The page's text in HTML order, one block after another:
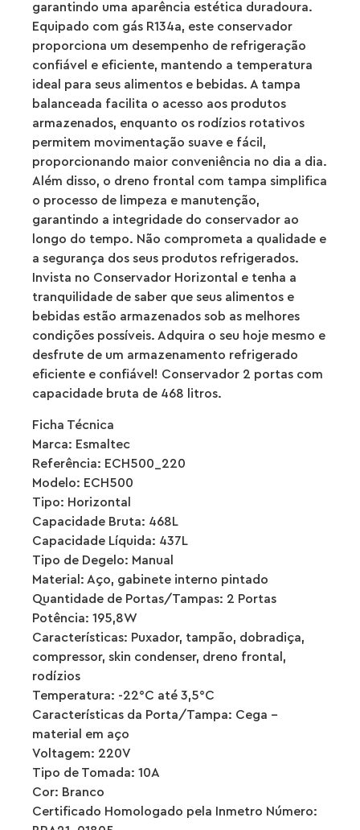
garantindo uma aparência estética duradoura.
Equipado com gás R134a, este conservador
proporciona um desempenho de refrigeração
confiável e eficiente, mantendo a temperatura
ideal para seus alimentos e bebidas. A tampa
balanceada facilita o acesso aos produtos
armazenados, enquanto os rodízios rotativos
permitem movimentação suave e fácil,
proporcionando maior conveniência no dia a dia.
Além disso, o dreno frontal com tampa simplifica
o processo de limpeza e manutenção,
garantindo a integridade do conservador ao
longo do tempo. Não comprometa a qualidade e
a segurança dos seus produtos refrigerados.
Invista no Conservador Horizontal e tenha a
tranquilidade de saber que seus alimentos e
bebidas estão armazenados sob as melhores
condições possíveis. Adquira o seu hoje mesmo e
desfrute de um armazenamento refrigerado
eficiente e confiável! Conservador 2 portas com
capacidade bruta de 468 litros.
Ficha Técnica
Marca: Esmaltec
Referência: ECH500_220
Modelo: ECH500
Tipo: Horizontal
Capacidade Bruta: 468L
Capacidade Líquida: 437L
Tipo de Degelo: Manual
Material: Aço, gabinete interno pintado
Quantidade de Portas/Tampas: 2 Portas
Potência: 195,8W
Características: Puxador, tampão, dobradiça,
compressor, skin condenser, dreno frontal,
rodízios
Temperatura: -22°C até 3,5°C
Características da Porta/Tampa: Cega –
material em aço
Voltagem: 220V
Tipo de Tomada: 10A
Cor: Branco
Certificado Homologado pela Inmetro Número: